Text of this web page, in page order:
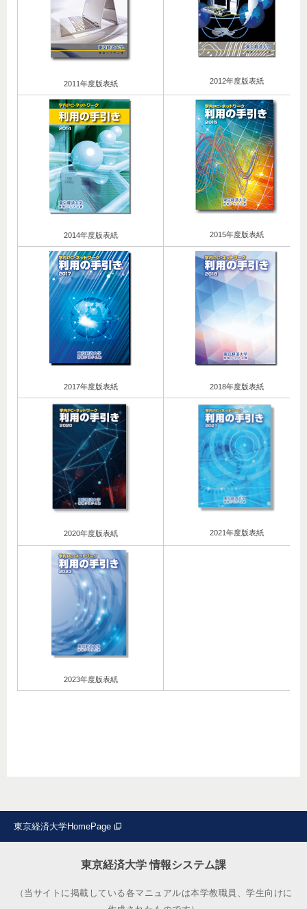
2011年度版表紙 2012年度版表紙
2014年度版表紙 2015年度版表紙
2017年度版表紙 2018年度版表紙
2020年度版表紙 2021年度版表紙
2023年度版表紙
東京経済大学HomePage
東京経済大学 情報システム課
（当サイトに掲載している各マニュアルは本学教職員、学生向けに